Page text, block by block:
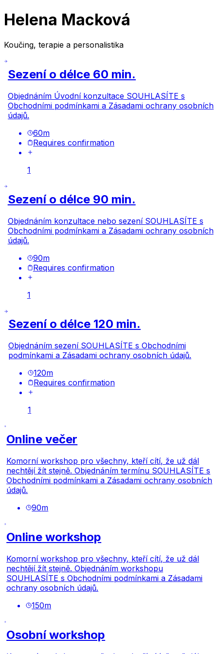
Helena Macková
Koučing, terapie a personalistika
Sezení o délce 60 min.
Objednáním Úvodní konzultace SOUHLASÍTE s
Obchodními podmínkami a Zásadami ochrany osobních
údajů.
60m
Requires confirmation
1
Sezení o délce 90 min.
Objednáním konzultace nebo sezení SOUHLASÍTE s
Obchodními podmínkamia Zásadami ochrany osobních
údajů.
90m
Requires confirmation
1
Sezení o délce 120 min.
Objednáním sezení SOUHLASÍTE sObchodními
podmínkami a Zásadami ochrany osobních údajů.
120m
Requires confirmation
1
Online večer
Komorní workshop pro všechny, kteří cítí, že už dál
nechtějí žít stejně. Objednáním termínu SOUHLASÍTE s
Obchodními podmínkami a Zásadami ochrany osobních
údajů.
90m
Online workshop
Komorní workshop pro všechny, kteří cítí, že už dál
nechtějí žít stejně. Objednáním workshopu
SOUHLASÍTE sObchodními podmínkami a Zásadami
ochrany osobních údajů.
150m
Osobní workshop